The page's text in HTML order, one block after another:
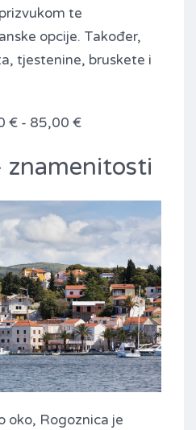
te
opcije. Također,
tjestenine, bruskete i
€ - 85,00 €
znamenitosti
oko, Rogoznica je